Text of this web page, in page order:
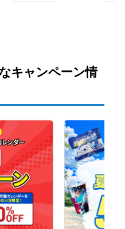
キャンペーン情